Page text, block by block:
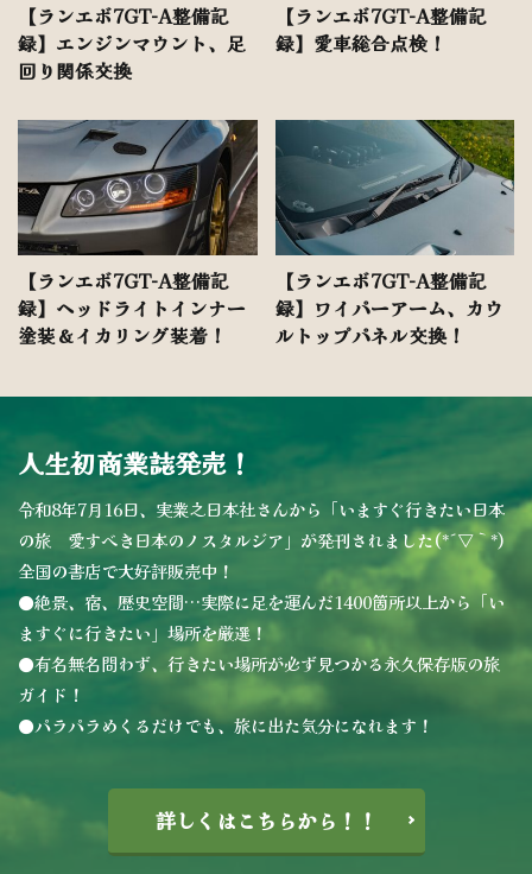
【ランエボ7GT-A整備記
録】エンジンマウント、足
回り関係交換
【ランエボ7GT-A整備記
録】愛車総合点検！
【ランエボ7GT-A整備記
録】ヘッドライトインナー
塗装＆イカリング装着！
【ランエボ7GT-A整備記
録】ワイパーアーム、カウ
ルトップパネル交換！
人生初商業誌発売！
令和8年7月16日、実業之日本社さんから「いますぐ行きたい日本
の旅 愛すべき日本のノスタルジア」が発刊されました(*´▽｀*)
全国の書店で大好評販売中！
●絶景、宿、歴史空間…実際に足を運んだ1400箇所以上から「い
ますぐに行きたい」場所を厳選！
●有名無名問わず、行きたい場所が必ず見つかる永久保存版の旅
ガイド！
●パラパラめくるだけでも、旅に出た気分になれます！
詳しくはこちらから！！